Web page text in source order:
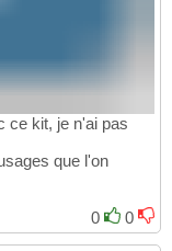
ce kit, je n'ai pas
que l'on
0
0